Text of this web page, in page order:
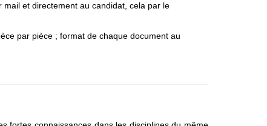
mail et directement au candidat, cela par le
par pièce ; format de chaque document au